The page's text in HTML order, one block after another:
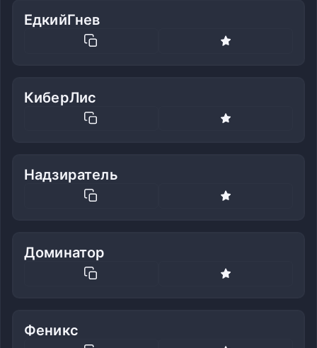
ЕдкийГнев
КиберЛис
Надзиратель
Доминатор
Феникс